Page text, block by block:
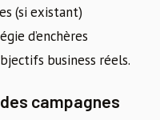
(si existant)
d’enchères
business réels.
campagnes